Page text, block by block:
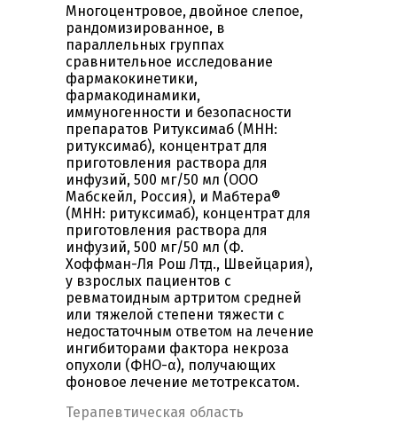
Многоцентровое, двойное слепое,
рандомизированное, в
параллельных группах
сравнительное исследование
фармакокинетики,
фармакодинамики,
иммуногенности и безопасности
препаратов Ритуксимаб (МНН:
ритуксимаб), концентрат для
приготовления раствора для
инфузий, 500 мг/50 мл (ООО
Мабскейл, Россия), и Мабтера®
(МНН: ритуксимаб), концентрат для
приготовления раствора для
инфузий, 500 мг/50 мл (Ф.
Хоффман-Ля Рош Лтд., Швейцария),
у взрослых пациентов с
ревматоидным артритом средней
или тяжелой степени тяжести с
недостаточным ответом на лечение
ингибиторами фактора некроза
опухоли (ФНО-α), получающих
фоновое лечение метотрексатом.
Терапевтическая область